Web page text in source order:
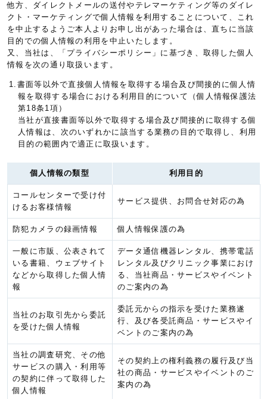
他方、ダイレクトメールの送付やテレマーケティング等のダイレ
クト・マーケティングで個人情報を利用することについて、これ
を中止するようご本人よりお申し出があった場合は、直ちに当該
目的での個人情報の利用を中止いたします。
又、当社は、「プライバシーポリシー」に基づき、取得した個人
情報を次の通り取扱います。
1.書面等以外で直接個人情報を取得する場合及び間接的に個人情
報を取得する場合における利用目的について（個人情報保護法
第18条1項）
当社が直接書面等以外で取得する場合及び間接的に取得する個
人情報は、次のいずれかに該当する業務の目的で取得し、利用
目的の範囲内で適正に取扱います。
個人情報の類型 利用目的
コールセンターで受け付
けるお客様情報
サービス提供、お問合せ対応の為
防犯カメラの録画情報 個人情報保護の為
一般に市販、公表されて
いる書籍、ウェブサイト
などから取得した個人情
報
データ通信機器レンタル、携帯電話
レンタル及びクリニック事業におけ
る、当社商品・サービスやイベント
のご案内の為
当社のお取引先から委託
を受けた個人情報
委託元からの指示を受けた業務遂
行、及び各受託商品・サービスやイ
ベントのご案内の為
当社の調査研究、その他
サービスの購入・利用等
の契約に伴って取得した
個人情報
その契約上の権利義務の履行及び当
社の商品・サービスやイベントのご
案内の為